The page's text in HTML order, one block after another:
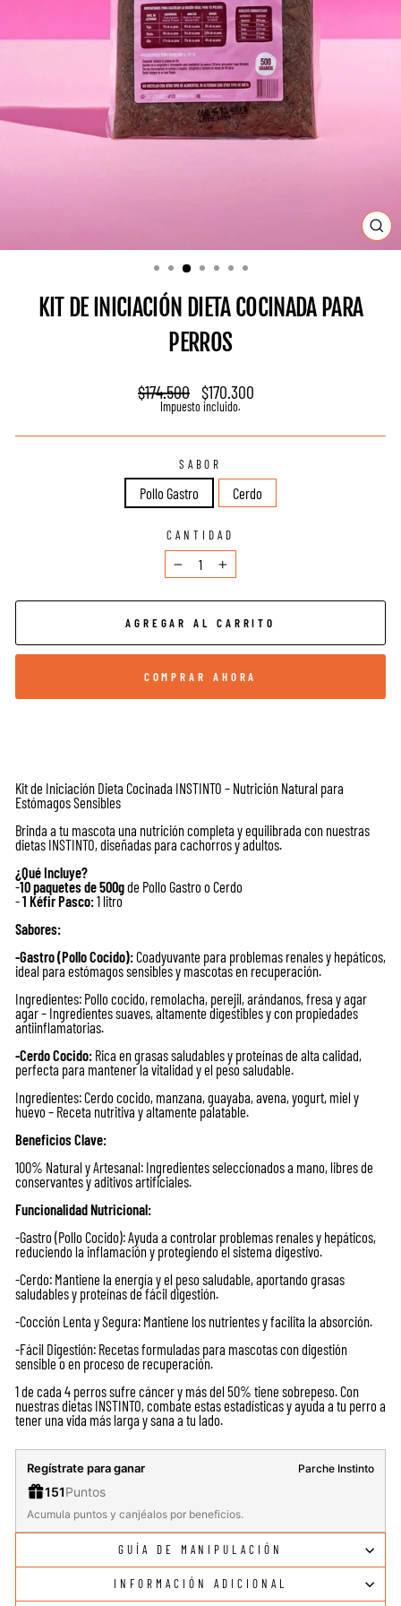
KIT DE INICIACIÓN DIETA COCINADA PARA
PERROS
Precio
habitual
$174.500
Precio
de
$170.300
Impuesto incluido.
SABOR
Pollo Gastro Cerdo
CANTIDAD
− +
AGREGAR AL CARRITO
COMPRAR AHORA
Kit de Iniciación Dieta Cocinada INSTINTO – Nutrición Natural para
Estómagos Sensibles
Brinda a tu mascota una nutrición completa y equilibrada con nuestras
dietas INSTINTO, diseñadas para cachorros y adultos.
¿Qué Incluye?
-10 paquetes de 500gde Pollo Gastro o Cerdo
-1 Kéfir Pasco:1 litro
Sabores:
-Gastro (Pollo Cocido):Coadyuvante para problemas renales y hepáticos,
ideal para estómagos sensibles y mascotas en recuperación.
Ingredientes: Pollo cocido, remolacha, perejil, arándanos, fresa y agar
agar – Ingredientes suaves, altamente digestibles y con propiedades
antiinflamatorias.
-Cerdo Cocido: Rica en grasas saludables y proteínas de alta calidad,
perfecta para mantener la vitalidad y el peso saludable.
Ingredientes: Cerdo cocido, manzana, guayaba, avena, yogurt, miel y
huevo – Receta nutritiva y altamente palatable.
Beneficios Clave:
100% Natural y Artesanal: Ingredientes seleccionados a mano, libres de
conservantes y aditivos artificiales.
Funcionalidad Nutricional:
-Gastro (Pollo Cocido): Ayuda a controlar problemas renales y hepáticos,
reduciendo la inflamación y protegiendo el sistema digestivo.
-Cerdo: Mantiene la energía y el peso saludable, aportando grasas
saludables y proteínas de fácil digestión.
-Cocción Lenta y Segura: Mantiene los nutrientes y facilita la absorción.
-Fácil Digestión: Recetas formuladas para mascotas con digestión
sensible o en proceso de recuperación.
1 de cada 4 perros sufre cáncer y más del 50% tiene sobrepeso. Con
nuestras dietas INSTINTO, combate estas estadísticas y ayuda a tu perro a
tener una vida más larga y sana a tu lado.
Regístrate para ganar Parche Instinto
151Puntos
Acumula puntos y canjéalos por beneficios.
GUÍA DE MANIPULACIÓN
INFORMACIÓN ADICIONAL